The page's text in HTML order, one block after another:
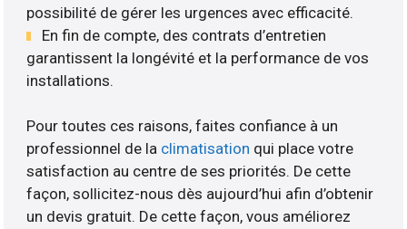
possibilité de gérer les urgences avec efficacité.
En fin de compte, des contrats d’entretien
garantissent la longévité et la performance de vos
installations.
Pour toutes ces raisons, faites confiance à un
professionnel de la climatisation qui place votre
satisfaction au centre de ses priorités. De cette
façon, sollicitez-nous dès aujourd’hui afin d’obtenir
un devis gratuit. De cette façon, vous améliorez